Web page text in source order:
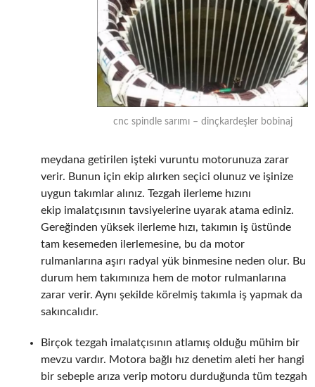
cnc spindle sarımı – dinçkardeşler bobinaj
meydana getirilen işteki vuruntu motorunuza zarar
verir. Bunun için ekip alırken seçici olunuz ve işinize
uygun takımlar alınız. Tezgah ilerleme hızını
ekip imalatçısının tavsiyelerine uyarak atama ediniz.
Gereğinden yüksek ilerleme hızı, takımın iş üstünde
tam kesemeden ilerlemesine, bu da motor
rulmanlarına aşırı radyal yük binmesine neden olur. Bu
durum hem takımınıza hem de motor rulmanlarına
zarar verir. Aynı şekilde körelmiş takımla iş yapmak da
sakıncalıdır.
Birçok tezgah imalatçısının atlamış olduğu mühim bir
mevzu vardır. Motora bağlı hız denetim aleti her hangi
bir sebeple arıza verip motoru durduğunda tüm tezgah